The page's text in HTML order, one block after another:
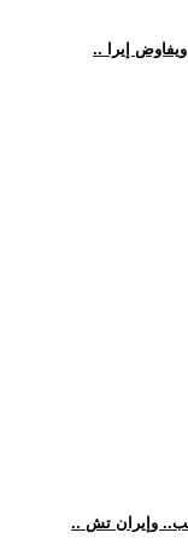
إيرا
وإيران تش